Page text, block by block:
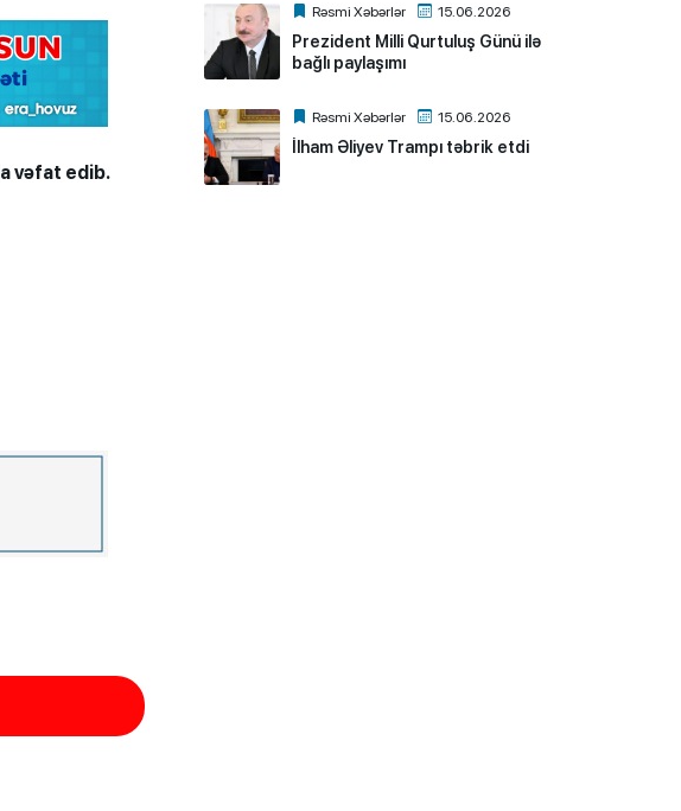
vəfat edib.
Rəsmi Xəbərlər 15.06.2026
Prezident Milli Qurtuluş Günü ilə
bağlı paylaşımı
Rəsmi Xəbərlər 15.06.2026
İlham Əliyev Trampı təbrik etdi